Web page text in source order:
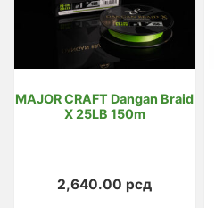
MAJOR CRAFT Dangan Braid
X 25LB 150m
2,640.00 рсд